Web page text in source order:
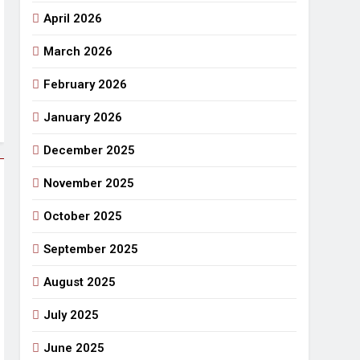
7 Days Ago
की छुट्टियां और बचपन
April 2026
March 2026
February 2026
January 2026
December 2025
November 2025
October 2025
September 2025
August 2025
July 2025
June 2025